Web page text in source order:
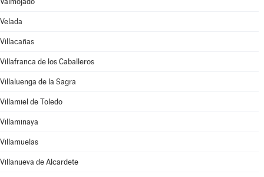
Velada
Villacañas
Villafranca de los Caballeros
Villaluenga de la Sagra
Villamiel de Toledo
Villaminaya
Villamuelas
Villanueva de Alcardete